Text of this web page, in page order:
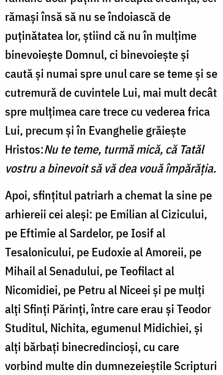
rămași însă să nu se îndoiască de
puținătatea lor, știind că nu în mulțime
binevoiește Domnul, ci binevoiește și
caută și numai spre unul care se teme și se
cutremură de cuvintele Lui, mai mult decât
spre mulțimea care trece cu vederea frica
Lui, precum și în Evanghelie grăiește
Hristos:Nu te teme, turmă mică, că Tatăl
vostru a binevoit să vă dea vouă împărăția.
Apoi, sfințitul patriarh a chemat la sine pe
arhiereii cei aleși: pe Emilian al Cizicului,
pe Eftimie al Sardelor, pe Iosif al
Tesalonicului, pe Eudoxie al Amoreii, pe
Mihail al Senadului, pe Teofilact al
Nicomidiei, pe Petru al Niceei și pe mulți
alți Sfinți Părinți, între care erau și Teodor
Studitul, Nichita, egumenul Midichiei, și
alți bărbați binecredincioși, cu care
vorbind multe din dumnezeieștile Scripturi